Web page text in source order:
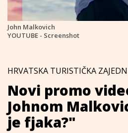
John Malkovich
YOUTUBE - Screenshot
HRVATSKA TURISTIČKA
Novi promo
Johnom
je fjaka?"